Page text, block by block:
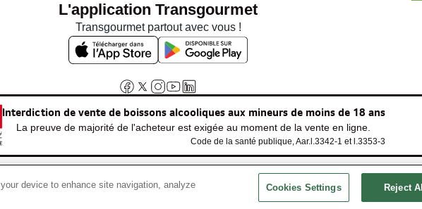
L'application Transgourmet
Transgourmet partout avec vous !
Interdiction de vente de boissons alcooliques aux mineurs de moins de 18 ans
La preuve de majorité de l'acheteur est exigée au moment de la vente en ligne.
Code de la santé publique, Aar.l.3342-1 et l.3353-3
© Tous droits réservés
device to enhance site navigation, analyze
Cookies Settings Reject All